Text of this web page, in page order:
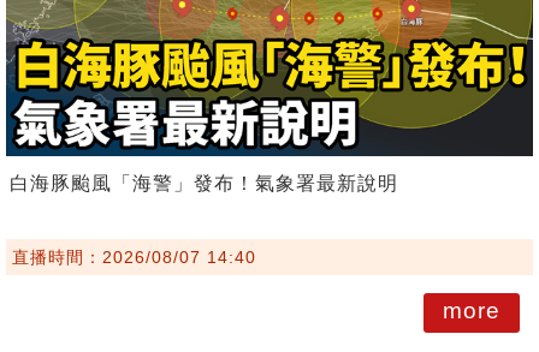
白海豚颱風「海警」發布！氣象署最新說明
直播時間：2026/08/07 14:40
more